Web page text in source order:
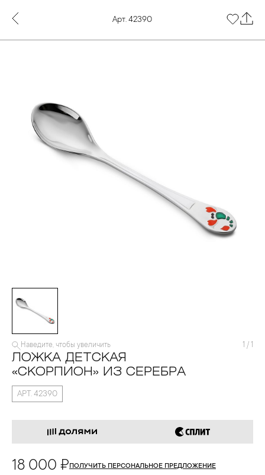
Арт. 42390
Наведите, чтобы увеличить 1 / 1
ЛОЖКА ДЕТСКАЯ
«СКОРПИОН» ИЗ СЕРЕБРА
АРТ. 42390
18 000 ₽ ПОЛУЧИТЬ ПЕРСОНАЛЬНОЕ ПРЕДЛОЖЕНИЕ